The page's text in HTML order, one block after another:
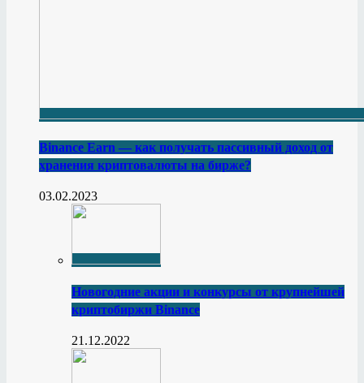
Binance Earn — как получать пассивный доход от
хранения криптовалюты на бирже?
03.02.2023
Новогодние акции и конкурсы от крупнейшей
криптобиржи Binance
21.12.2022